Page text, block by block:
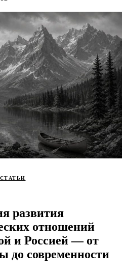
СТАТЬИ
развития
отношений
и Россией — от
до современности